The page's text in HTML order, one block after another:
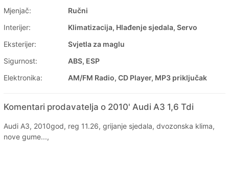
Mjenjač:
Ručni
Interijer:
Klimatizacija, Hlađenje sjedala, Servo
Eksterijer:
Svjetla za maglu
Sigurnost:
ABS, ESP
Elektronika:
AM/FM Radio, CD Player, MP3 priključak
Komentari prodavatelja o 2010' Audi A3 1,6 Tdi
Audi A3, 2010god, reg 11.26, grijanje sjedala, dvozonska klima,
nove gume...,